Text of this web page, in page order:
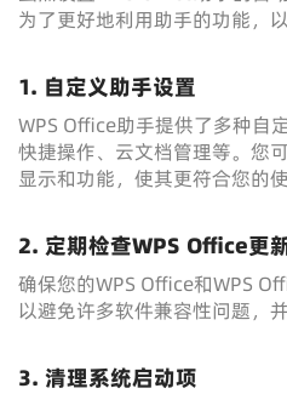
为了更好地利用助手的功能，
1. 自定义助手设置
WPS Office助手提供了多种自
快捷操作、云文档管理等。您
显示和功能，使其更符合您的使
2. 定期检查WPS Office更
确保您的WPS Office和WPS
以避免许多软件兼容性问题，
3. 清理系统启动项